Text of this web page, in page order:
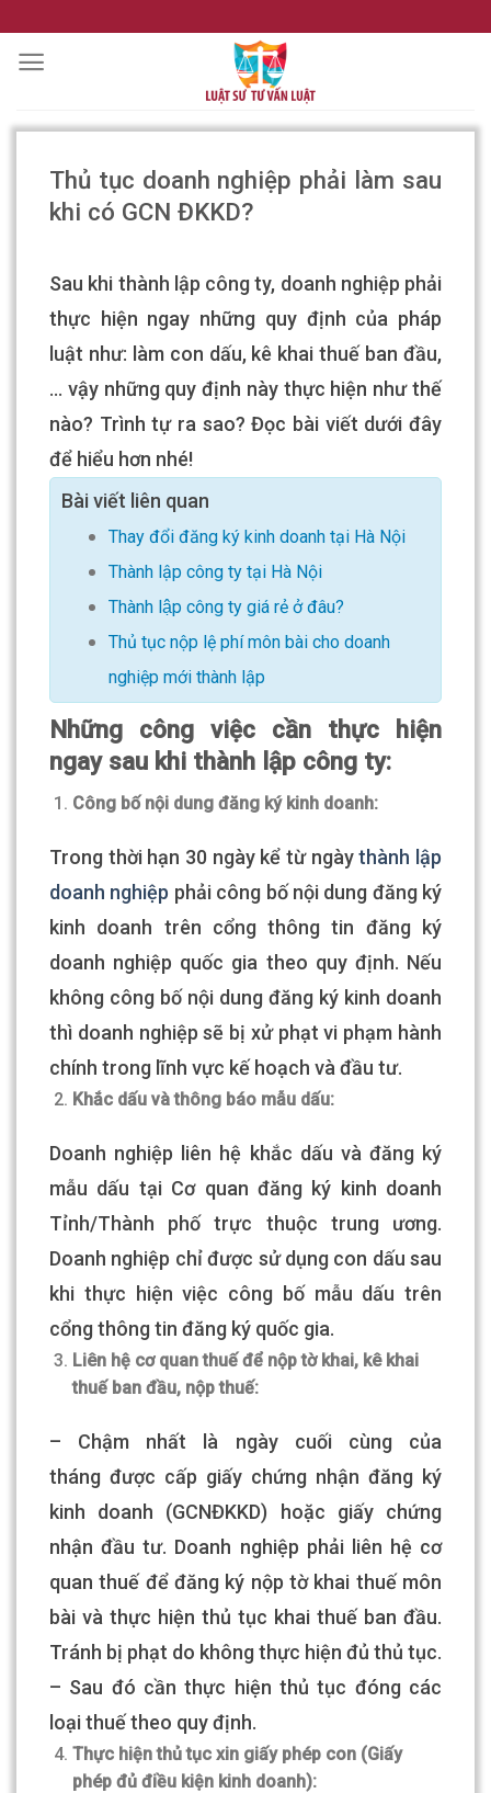
to
content
Thủ tục doanh nghiệp phải làm sau
khi có GCN ĐKKD?
Sau khi thành lập công ty, doanh nghiệp phải
thực hiện ngay những quy định của pháp
luật như: làm con dấu, kê khai thuế ban đầu,
… vậy những quy định này thực hiện như thế
nào? Trình tự ra sao? Đọc bài viết dưới đây
để hiểu hơn nhé!
Bài viết liên quan
Thay đổi đăng ký kinh doanh tại Hà Nội
Thành lập công ty tại Hà Nội
Thành lập công ty giá rẻ ở đâu?
Thủ tục nộp lệ phí môn bài cho doanh
nghiệp mới thành lập
Những công việc cần thực hiện
ngay sau khi thành lập công ty:
Công bố nội dung đăng ký kinh doanh:
Trong thời hạn 30 ngày kể từ ngàythành lập
doanh nghiệp phải công bố nội dung đăng ký
kinh doanh trên cổng thông tin đăng ký
doanh nghiệp quốc gia theo quy định. Nếu
không công bố nội dung đăng ký kinh doanh
thì doanh nghiệp sẽ bị xử phạt vi phạm hành
chính trong lĩnh vực kế hoạch và đầu tư.
Khắc dấu và thông báo mẫu dấu:
Doanh nghiệp liên hệ khắc dấu và đăng ký
mẫu dấu tại Cơ quan đăng ký kinh doanh
Tỉnh/Thành phố trực thuộc trung ương.
Doanh nghiệp chỉ được sử dụng con dấu sau
khi thực hiện việc công bố mẫu dấu trên
cổng thông tin đăng ký quốc gia.
Liên hệ cơ quan thuế để nộp tờ khai, kê khai
thuế ban đầu, nộp thuế:
– Chậm nhất là ngày cuối cùng của
tháng được cấp giấy chứng nhận đăng ký
kinh doanh (GCNĐKKD) hoặc giấy chứng
nhận đầu tư. Doanh nghiệp phải liên hệ cơ
quan thuế để đăng ký nộp tờ khai thuế môn
bài và thực hiện thủ tục khai thuế ban đầu.
Tránh bị phạt do không thực hiện đủ thủ tục.
– Sau đó cần thực hiện thủ tục đóng các
loại thuế theo quy định.
Thực hiện thủ tục xin giấy phép con (Giấy
phép đủ điều kiện kinh doanh):